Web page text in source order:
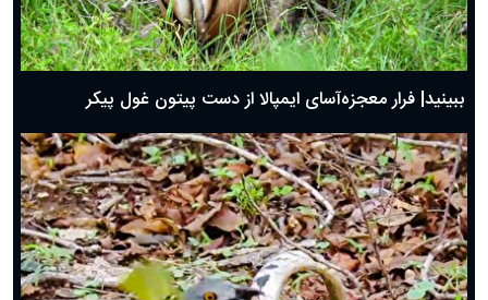
ببینید| فرار معجزه‌آسای ایمپالا از دست پیتون غول پیکر